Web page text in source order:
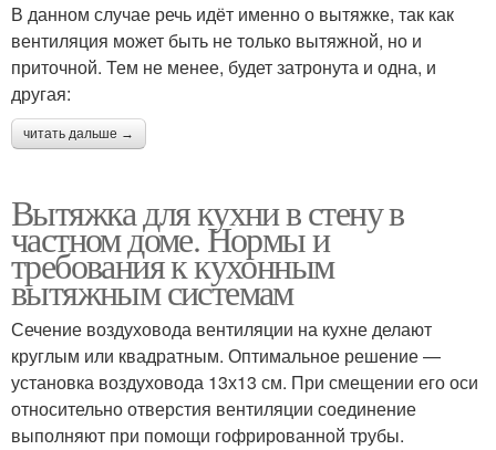
В данном случае речь идёт именно о вытяжке, так как
вентиляция может быть не только вытяжной, но и
приточной. Тем не менее, будет затронута и одна, и
другая:
читать дальше →
Вытяжка для кухни в стену в
частном доме. Нормы и
требования к кухонным
вытяжным системам
Сечение воздуховода вентиляции на кухне делают
круглым или квадратным. Оптимальное решение —
установка воздуховода 13х13 см. При смещении его оси
относительно отверстия вентиляции соединение
выполняют при помощи гофрированной трубы.